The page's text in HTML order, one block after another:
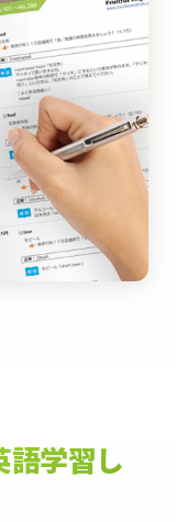
語学習し